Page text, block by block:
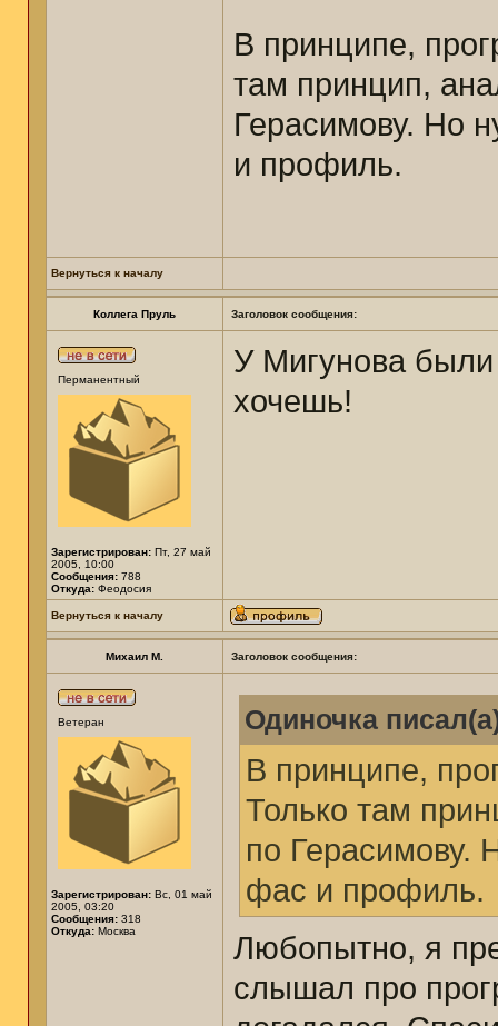
В принципе,
там принцип,
Герасимову. Но
и профиль.
Вернуться к началу
Коллега Пруль Заголовок сообщения:
Перманентный
Зарегистрирован: Пт, 27 май
2005, 10:00
Сообщения: 788
Откуда: Феодосия
У Мигунова
хочешь!
Вернуться к началу
Михаил М. Заголовок сообщения:
Ветеран
Зарегистрирован: Вс, 01 май
2005, 03:20
Сообщения: 318
Откуда: Москва
Одиночка
В принципе,
Только там
по Герасимову.
фас и профиль.
Любопытно, я
слышал про